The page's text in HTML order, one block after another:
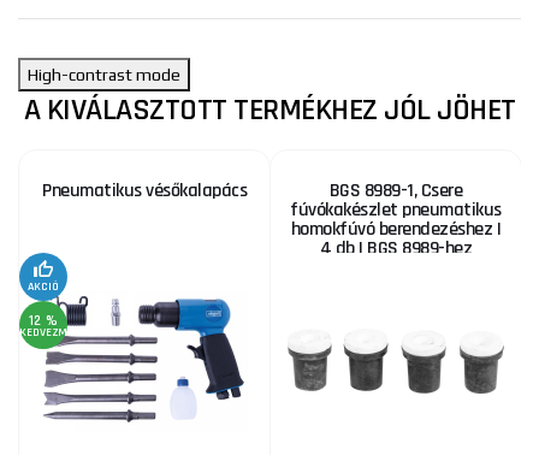
High-contrast mode
A KIVÁLASZTOTT TERMÉKHEZ JÓL JÖHET
Pneumatikus vésőkalapács
AKCIÓ
12 %
KEDVEZMÉNY
BGS 8989-1, Csere
fúvókakészlet pneumatikus
homokfúvó berendezéshez |
4 db | BGS 8989-hez